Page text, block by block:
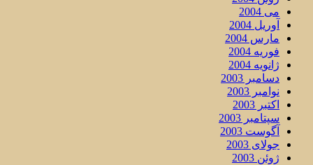
می 2004
آوریل 2004
مارس 2004
فوریه 2004
ژانویه 2004
دسامبر 2003
نوامبر 2003
اکتبر 2003
سپتامبر 2003
آگوست 2003
جولای 2003
ژوئن 2003